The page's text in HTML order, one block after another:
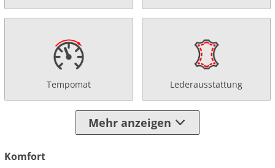
Tempomat Lederausstattung
Mehr anzeigen
Komfort